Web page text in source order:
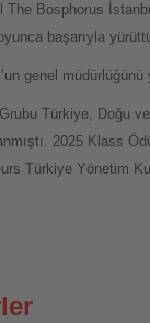
The Bosphorus
başarıyla
genel müdürlüğünü
Türkiye, Doğu
2025 Klass
Türkiye Yönetim